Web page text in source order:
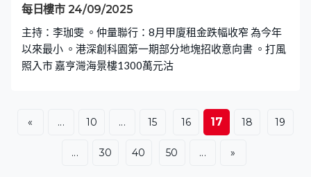
每日樓市 24/09/2025
主持：李珈雯 。仲量聯行：8月甲廈租金跌幅收窄 為今年
以來最小 。港深創科園第一期部分地塊招收意向書 。打風
照入市 嘉亨灣海景樓1300萬元沽
« ... 10 ... 15 16 17 18 19
... 30 40 50 ... »